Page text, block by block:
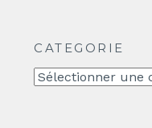
CATEGORIE
CATEGORIE